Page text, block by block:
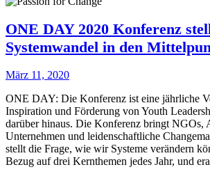
ONE DAY 2020 Konferenz
Systemwandel in den
März 11, 2020
ONE DAY: Die Konferenz ist eine jährliche
Inspiration und Förderung von Youth
darüber hinaus. Die Konferenz bringt NGOs,
Unternehmen und leidenschaftliche
stellt die Frage, wie wir Systeme verändern
Bezug auf drei Kernthemen jedes Jahr, und